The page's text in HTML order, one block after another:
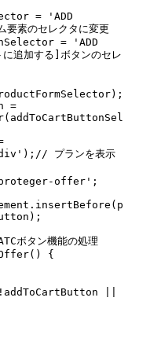
= 'ADD
素のセレクタに変更
= 'ADD
追加する]ボタンのセレ
=
(addToCartButtonSel
); // プランを表示
offer' ;
insertBefore (p
ATCボタン機能の処理
() {
addToCartButton